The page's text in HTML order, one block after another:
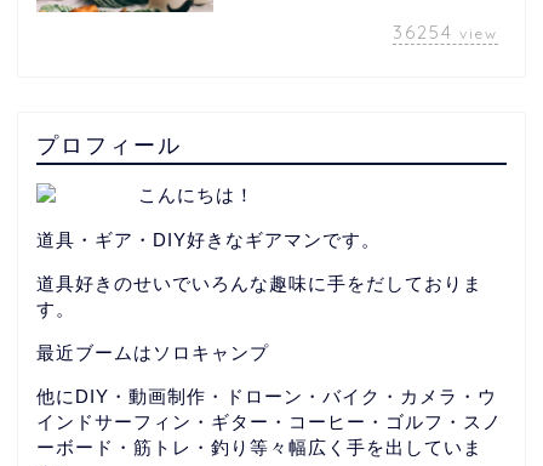
36254 view
プロフィール
こんにちは！
道具・ギア・DIY好きなギアマンです。
道具好きのせいでいろんな趣味に手をだしておりま
す。
最近ブームはソロキャンプ
他にDIY・動画制作・ドローン・バイク・カメラ・ウ
インドサーフィン・ギター・コーヒー・ゴルフ・スノ
ーボード・筋トレ・釣り等々幅広く手を出していま